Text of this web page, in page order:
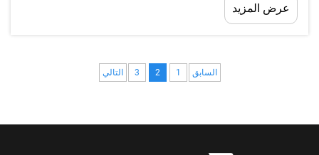
العالمي في التوسع...
عرض المزيد
السابق 1
2
3 التالي